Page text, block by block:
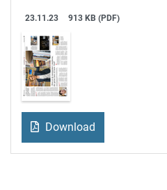
23.11.23 913 KB (PDF)
Download